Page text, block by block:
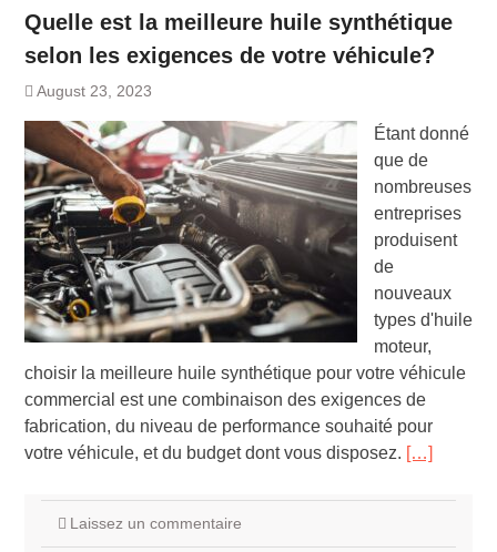
Quelle est la meilleure huile synthétique
selon les exigences de votre véhicule?
August 23, 2023
Étant donné
que de
nombreuses
entreprises
produisent
de
nouveaux
types d'huile
moteur,
choisir la meilleure huile synthétique pour votre véhicule
commercial est une combinaison des exigences de
fabrication, du niveau de performance souhaité pour
votre véhicule, et du budget dont vous disposez. […]
Laissez un commentaire